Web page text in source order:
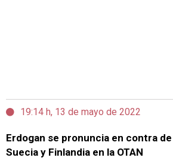
19:14 h, 13 de mayo de 2022
Erdogan se pronuncia en contra
Suecia y Finlandia en la OTAN